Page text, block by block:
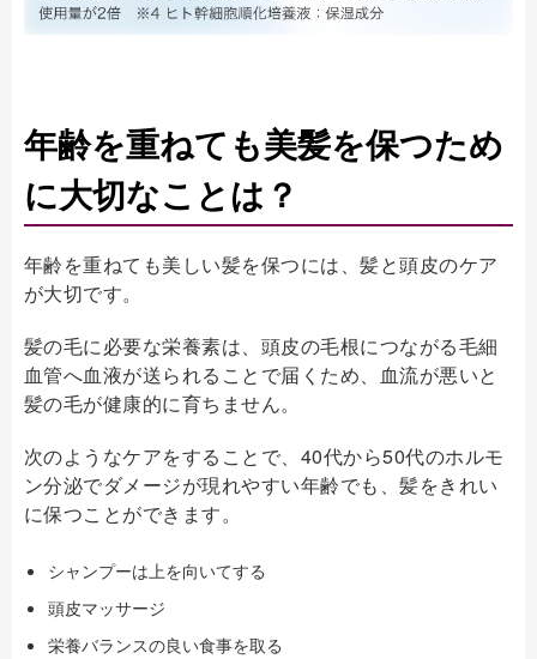
年齢を重ねても美髪を保つため
に大切なことは？
年齢を重ねても美しい髪を保つには、髪と頭皮のケア
が大切です。
髪の毛に必要な栄養素は、頭皮の毛根につながる毛細
血管へ血液が送られることで届くため、血流が悪いと
髪の毛が健康的に育ちません。
次のようなケアをすることで、40代から50代のホルモ
ン分泌でダメージが現れやすい年齢でも、髪をきれい
に保つことができます。
シャンプーは上を向いてする
頭皮マッサージ
栄養バランスの良い食事を取る